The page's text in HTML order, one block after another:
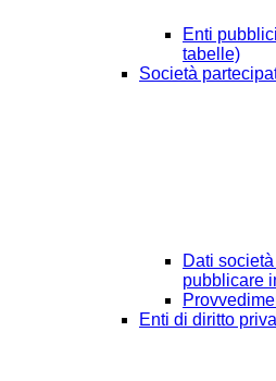
Enti
tabelle)
Società
Dati
pubblicare
Enti di diritto